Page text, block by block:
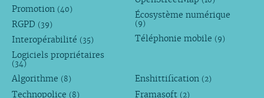
Promotion (40)
RGPD (39)
Interopérabilité (35)
Logiciels propriétaires
(34)
Écosystème numérique
(9)
Téléphonie mobile (9)
Algorithme (8)
Technopolice (8)
Enshittification (2)
Framasoft (2)